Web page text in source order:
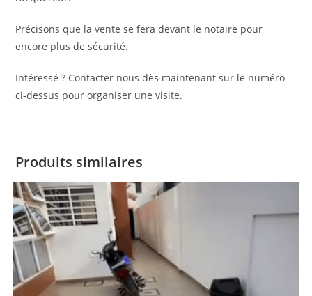
Précisons que la vente se fera devant le notaire pour
encore plus de sécurité.
Intéressé ? Contacter nous dès maintenant sur le numéro
ci-dessus pour organiser une visite.
Produits similaires